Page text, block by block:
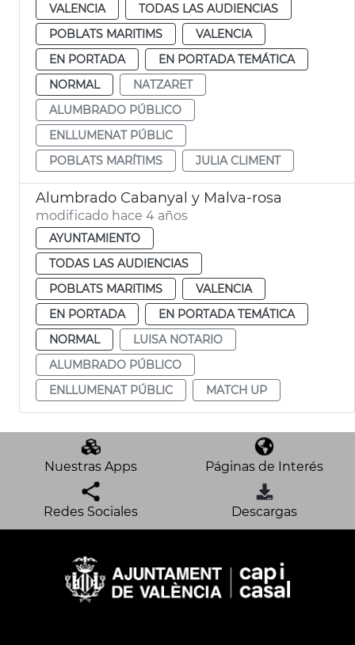
VALENCIA
TODAS LAS AUDIENCIAS
POBLATS MARITIMS
VALENCIA
EN PORTADA
EN PORTADA TEMÁTICA
NORMAL
NATZARET
ALUMBRADO PÚBLICO
ENLLUMENAT PÚBLIC
POBLATS MARÍTIMS
JULIA CLIMENT
Alumbrado Cabanyal y Malva-rosa
modificado hace 4 años
AYUNTAMIENTO
TODAS LAS AUDIENCIAS
POBLATS MARITIMS
VALENCIA
EN PORTADA
EN PORTADA TEMÁTICA
NORMAL
LUISA NOTARIO
ALUMBRADO PÚBLICO
ENLLUMENAT PÚBLIC
MATCH UP
Nuestras Apps Páginas de Interés
Redes Sociales Descargas